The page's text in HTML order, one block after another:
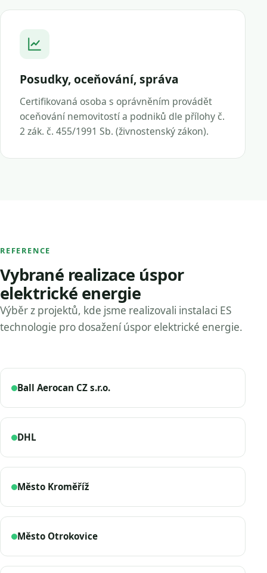
Posudky, oceňování, správa
Certifikovaná osoba s oprávněním provádět
oceňování nemovitostí a podniků dle přílohy č.
2 zák. č. 455/1991 Sb. (živnostenský zákon).
REFERENCE
Vybrané realizace úspor
elektrické energie
Výběr z projektů, kde jsme realizovali instalaci ES
technologie pro dosažení úspor elektrické energie.
Ball Aerocan CZ s.r.o.
DHL
Město Kroměříž
Město Otrokovice